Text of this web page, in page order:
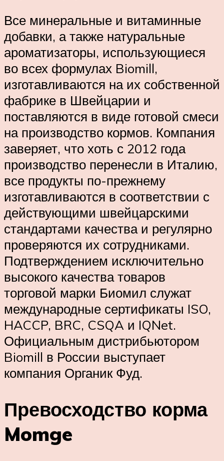
Все минеральные и витаминные
добавки, а также натуральные
ароматизаторы, использующиеся
во всех формулах Biomill,
изготавливаются на их собственной
фабрике в Швейцарии и
поставляются в виде готовой смеси
на производство кормов. Компания
заверяет, что хоть с 2012 года
производство перенесли в Италию,
все продукты по-прежнему
изготавливаются в соответствии с
действующими швейцарскими
стандартами качества и регулярно
проверяются их сотрудниками.
Подтверждением исключительно
высокого качества товаров
торговой марки Биомил служат
международные сертификаты ISO,
HACCP, BRC, CSQA и IQNet.
Официальным дистрибьютором
Biomill в России выступает
компания Органик Фуд.
Превосходство корма
Momge